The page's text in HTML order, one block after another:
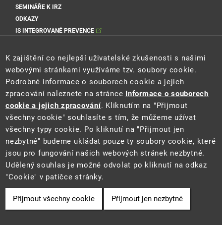
SEMINÁŘE K IRZ
ODKAZY
IS INTEGROVANÉ PREVENCE
Sociální sítě Cenia
2021 © Ministerstvo životního prostředí
Cookie
K zajištění co nejlepší uživatelské zkušenosti s našimi
webovými stránkami využíváme tzv. soubory cookie.
Podrobné informace o souborech cookie a jejich
zpracování naleznete na stránce Informace o souborech
cookie a jejich zpracování. Kliknutím na "Přijmout
všechny cookie" souhlasíte s tím, že můžeme užívat
všechny typy cookie. Po kliknutí na "Přijmout jen
nezbytné" budeme ukládat pouze ty soubory cookie, které
jsou pro fungování našich webových stránek nezbytné.
Udělený souhlas je možné odvolat po kliknutí na odkaz
"Cookie" v patičce stránky.
Přijmout všechny cookie Přijmout jen nezbytné